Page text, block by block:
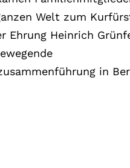
Welt zum
Ehrung Heinrich
in